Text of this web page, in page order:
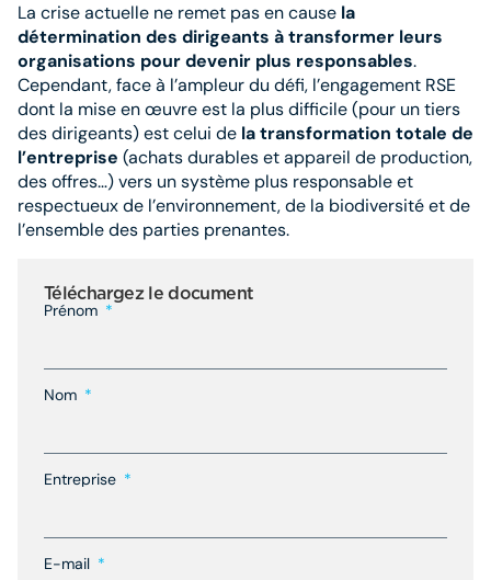
La crise actuelle ne remet pas en cause la
détermination des dirigeants à transformer leurs
organisations pour devenir plus responsables.
Cependant, face à l’ampleur du défi, l’engagement RSE
dont la mise en œuvre est la plus difficile (pour un tiers
des dirigeants) est celui de la transformation totale de
l’entreprise (achats durables et appareil de production,
des offres…) vers un système plus responsable et
respectueux de l’environnement, de la biodiversité et de
l’ensemble des parties prenantes.
Téléchargez le document
Prénom
Nom
Entreprise
E-mail